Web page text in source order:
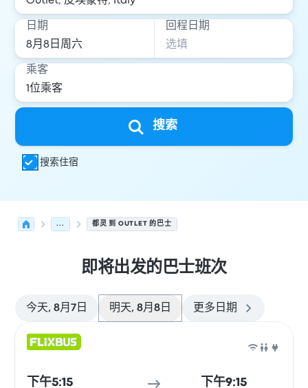
日期 回程日期
乘客
搜索
搜索住宿
... 都灵 到 OUTLET 的巴士
即将出发的巴士班次
今天, 8月7日 明天, 8月8日 更多日期
下午5:15 下午9:15